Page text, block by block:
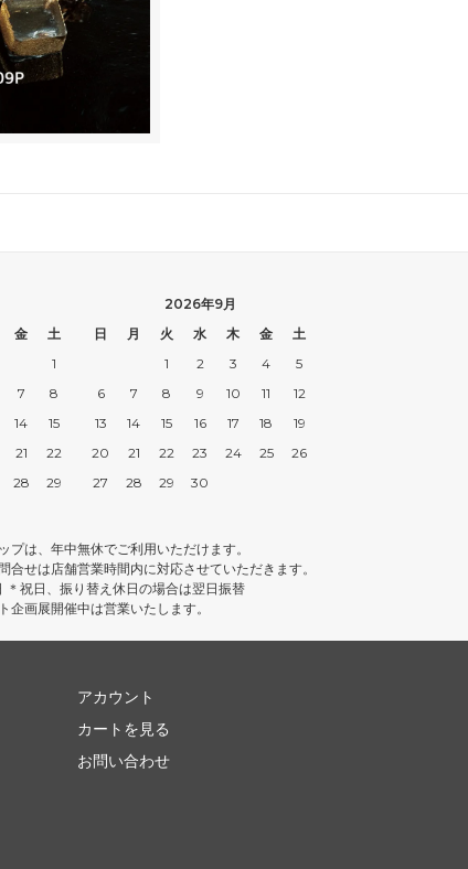
金
土
1
7
8
14
15
21
22
28
29
2026年9月
日
月 火 水 木 金
土
1
2 3 4
5
6
7 8 9 10 11
12
13
14 15 16 17 18
19
20
21 22 23 24 25
26
27
28 29 30
プは、年中無休でご利用いただけます。
合せは店舗営業時間内に対応させていただきます。
＊祝日、振り替え休日の場合は翌日振替
企画展開催中は営業いたします。
アカウント
カートを見る
お問い合わせ